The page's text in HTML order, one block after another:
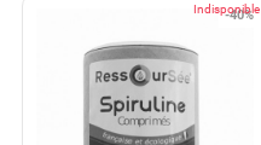
-40%
Indisponible